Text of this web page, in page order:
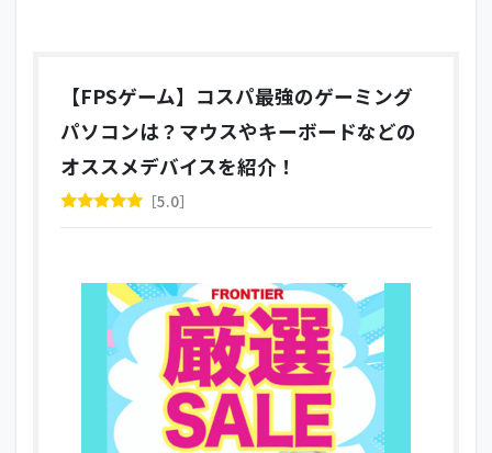
【FPSゲーム】コスパ最強のゲーミング
パソコンは？マウスやキーボードなどの
オススメデバイスを紹介！
5.0